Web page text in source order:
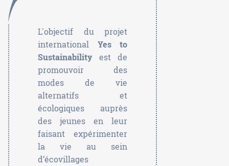
L'objectif du projet
international Yes to
Sustainabilityest de
promouvoir des
modes de vie
alternatifs et
écologiques auprès
des jeunes en leur
faisant expérimenter
la vie au sein
d’écovillages